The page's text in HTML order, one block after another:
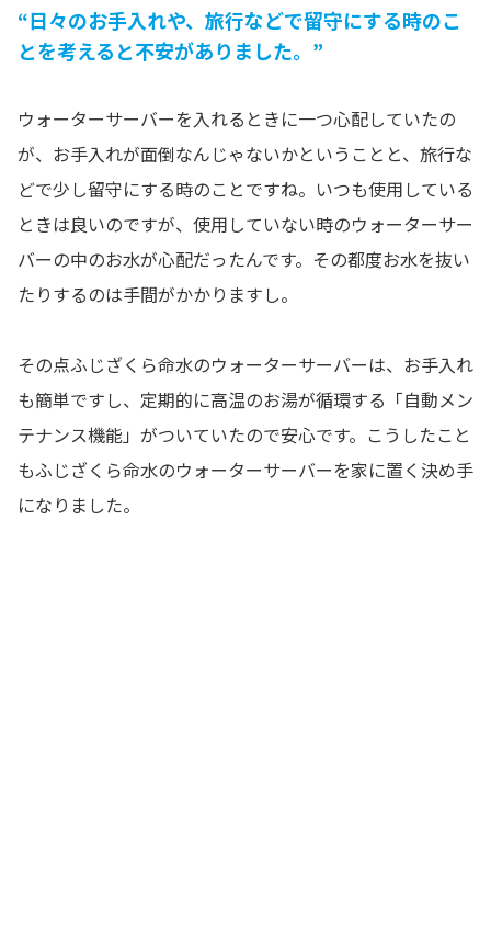
“日々のお手入れや、旅行などで留守にする時のこ
とを考えると不安がありました。”
ウォーターサーバーを入れるときに一つ心配していたの
が、お手入れが面倒なんじゃないかということと、旅行な
どで少し留守にする時のことですね。いつも使用している
ときは良いのですが、使用していない時のウォーターサー
バーの中のお水が心配だったんです。その都度お水を抜い
たりするのは手間がかかりますし。
その点ふじざくら命水のウォーターサーバーは、お手入れ
も簡単ですし、定期的に高温のお湯が循環する「自動メン
テナンス機能」がついていたので安心です。こうしたこと
もふじざくら命水のウォーターサーバーを家に置く決め手
になりました。